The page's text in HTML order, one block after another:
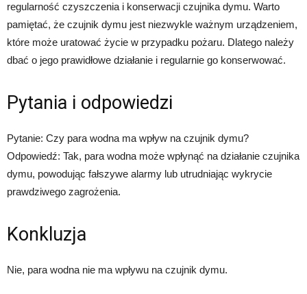
regularność czyszczenia i konserwacji czujnika dymu. Warto
pamiętać, że czujnik dymu jest niezwykle ważnym urządzeniem,
które może uratować życie w przypadku pożaru. Dlatego należy
dbać o jego prawidłowe działanie i regularnie go konserwować.
Pytania i odpowiedzi
Pytanie: Czy para wodna ma wpływ na czujnik dymu?
Odpowiedź: Tak, para wodna może wpłynąć na działanie czujnika
dymu, powodując fałszywe alarmy lub utrudniając wykrycie
prawdziwego zagrożenia.
Konkluzja
Nie, para wodna nie ma wpływu na czujnik dymu.